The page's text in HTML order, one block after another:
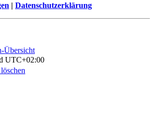
| Datenschutzerklärung
Übersicht
UTC+02:00